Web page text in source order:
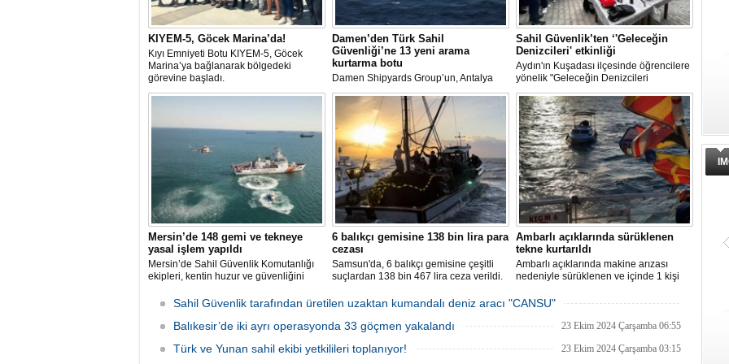
KIYEM-5, Göcek Marina’da!
Kıyı Emniyeti Botu KIYEM-5, Göcek
Marina’ya bağlanarak bölgedeki
görevine başladı.
Damen’den Türk Sahil
Güvenliği’ne 13 yeni arama
kurtarma botu
Damen Shipyards Group’un, Antalya
Serbest Bölgesi’ndeki stratejik üretim
üssü olan Damen Antalya, Türk Sahil
Güvenliği için kolları sıvıyor.
Sahil Güvenlik’ten ‘'Geleceğin
Denizcileri' etkinliği
Aydın'ın Kuşadası ilçesinde öğrencilere
yönelik "Geleceğin Denizcileri
Bilgilendirme" etkinliği gerçekleştirildi.
Mersin’de 148 gemi ve tekneye
yasal işlem yapıldı
Mersin’de Sahil Güvenlik Komutanlığı
ekipleri, kentin huzur ve güvenliğini
ayında 7 bin 783 saat görev yaptı.
kontrol edilirken, kurallara uymayan
6 balıkçı gemisine 138 bin lira para
cezası
Samsun'da, 6 balıkçı gemisine çeşitli
suçlardan 138 bin 467 lira ceza verildi.
Ambarlı açıklarında sürüklenen
tekne kurtarıldı
Ambarlı açıklarında makine arızası
nedeniyle sürüklenen ve içinde 1 kişi
Sahil Güvenlik tarafından üretilen uzaktan kumandalı deniz aracı "CANSU"
28 Ekim 2024 Pazartesi 12:31
Balıkesir’de iki ayrı operasyonda 33 göçmen yakalandı 23 Ekim 2024 Çarşamba 06:55
Türk ve Yunan sahil ekibi yetkilileri toplanıyor! 23 Ekim 2024 Çarşamba 03:15